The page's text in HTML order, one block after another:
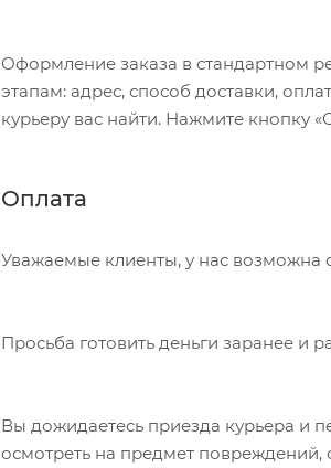
Оформление заказа в стандартном
этапам: адрес, способ доставки,
курьеру вас найти. Нажмите кнопку
Оплата
Уважаемые клиенты, у нас возможна
Просьба готовить деньги заранее и
Вы дожидаетесь приезда курьера и
осмотреть на предмет повреждений,